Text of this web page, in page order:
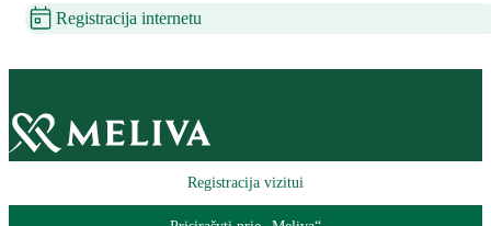
Registracija internetu
Registracija vizitui